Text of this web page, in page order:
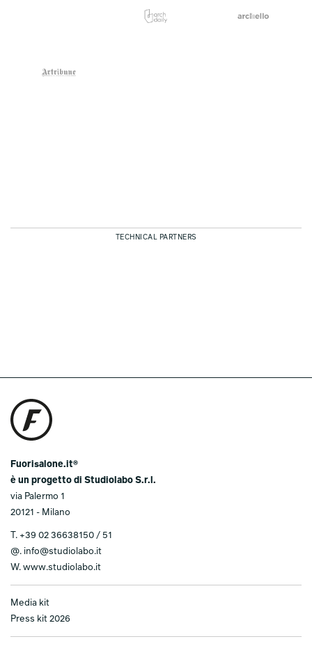
TECHNICAL PARTNERS
Fuorisalone.it®
è un progetto di Studiolabo S.r.l.
via Palermo 1
20121 - Milano
T. +39 02 36638150 / 51
@. info@studiolabo.it
W. www.studiolabo.it
Media kit
Press kit 2026